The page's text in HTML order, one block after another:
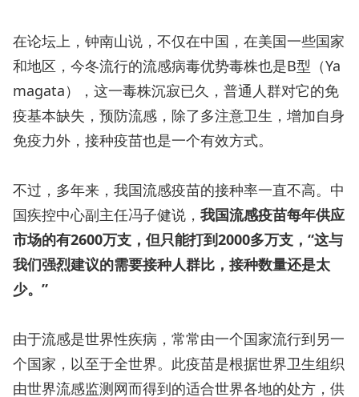
在论坛上，钟南山说，不仅在中国，在美国一些国家
和地区，今冬流行的流感病毒优势毒株也是B型（Ya
magata），这一毒株沉寂已久，普通人群对它的免
疫基本缺失，预防流感，除了多注意卫生，增加自身
免疫力外，接种疫苗也是一个有效方式。
不过，多年来，我国流感疫苗的接种率一直不高。中
国疾控中心副主任冯子健说， 我国流感疫苗每年供应
市场的有2600万支，但只能打到2000多万支，“这与
我们强烈建议的需要接种人群比，接种数量还是太
少。”
由于流感是世界性疾病，常常由一个国家流行到另一
个国家，以至于全世界。此疫苗是根据世界卫生组织
由世界流感监测网而得到的适合世界各地的处方，供